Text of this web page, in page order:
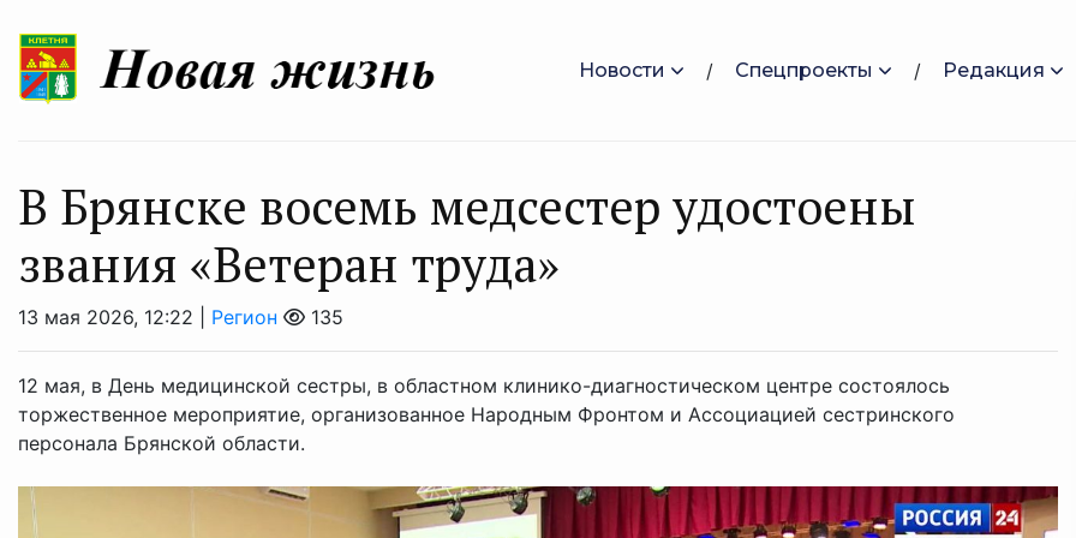
Новости Спецпроекты Редакция
В Брянске восемь медсестер удостоены
звания «Ветеран труда»
13 мая 2026, 12:22 | Регион 135
12 мая, в День медицинской сестры, в областном клинико-диагностическом центре состоялось
торжественное мероприятие, организованное Народным Фронтом и Ассоциацией сестринского
персонала Брянской области.